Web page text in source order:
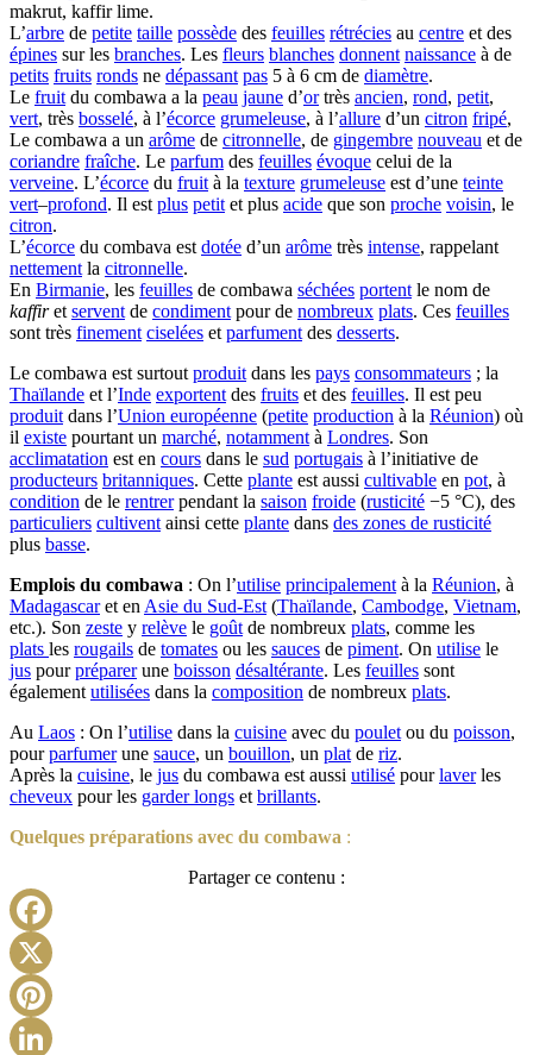
makrut, kaffir lime.
L’arbre de petite taille possède des feuilles rétrécies au centre et des
épines sur les branches. Les fleurs blanches donnent naissance à de
petits fruits ronds ne dépassant pas 5 à 6 cm de diamètre.
Le fruit du combawa a la peau jaune d’ortrès ancien, rond, petit,
vert, très bosselé, à l’écorce grumeleuse, à l’allure d’un citron fripé,
Le combawa a un arôme de citronnelle, de gingembre nouveau et de
coriandre fraîche. Le parfum des feuilles évoque celui de la
verveine. L’écorce du fruit à la texture grumeleuse est d’une teinte
vert–profond. Il est plus petit et plus acide que son proche voisin, le
citron.
L’écorce du combava est dotée d’un arôme très intense, rappelant
nettement la citronnelle.
En Birmanie, les feuilles de combawa séchées portent le nom de
kaffiret servent de condiment pour de nombreux plats. Ces feuilles
sont très finement ciselées et parfument des desserts.
Le combawa est surtout produit dans les pays consommateurs ; la
Thaïlande et l’Inde exportent des fruits et des feuilles. Il est peu
produit dans l’Union européenne (petite production à la Réunion) où
il existe pourtant un marché, notamment à Londres. Son
acclimatation est en cours dans le sud portugais à l’initiative de
producteurs britanniques. Cette plante est aussi cultivable en pot, à
condition de le rentrerpendant la saison froide (rusticité −5 °C), des
particuliers cultivent ainsi cette plante dans des zones de rusticité
plus basse.
Emplois du combawa : On l’utilise principalement à la Réunion, à
Madagascaret en Asie du Sud-Est (Thaïlande, Cambodge, Vietnam,
etc.). Son zeste y relève le goût de nombreux plats, comme les
plats les rougails de tomates ou les sauces de piment. On utilise le
jus pourpréparerune boisson désaltérante. Les feuilles sont
également utilisées dans la composition de nombreux plats.
Au Laos : On l’utilise dans la cuisine avec du poulet ou du poisson,
pourparfumerune sauce, un bouillon, un plat de riz.
Après la cuisine, le jus du combawa est aussi utilisé pourlaverles
cheveux pour les garderlongs et brillants.
Quelques préparations avec du combawa :
Partager ce contenu :